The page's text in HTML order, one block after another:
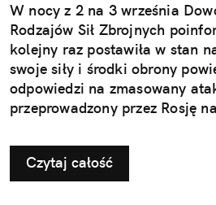
W nocy z 2 na 3 września
Rodzajów Sił Zbrojnych
kolejny raz postawiła w stan
swoje siły i środki obrony
odpowiedzi na zmasowany
przeprowadzony przez Rosję
Czytaj całość